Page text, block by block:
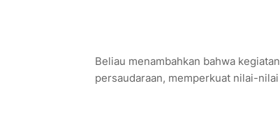
Beliau menambahkan bahwa
persaudaraan, memperkuat nilai-